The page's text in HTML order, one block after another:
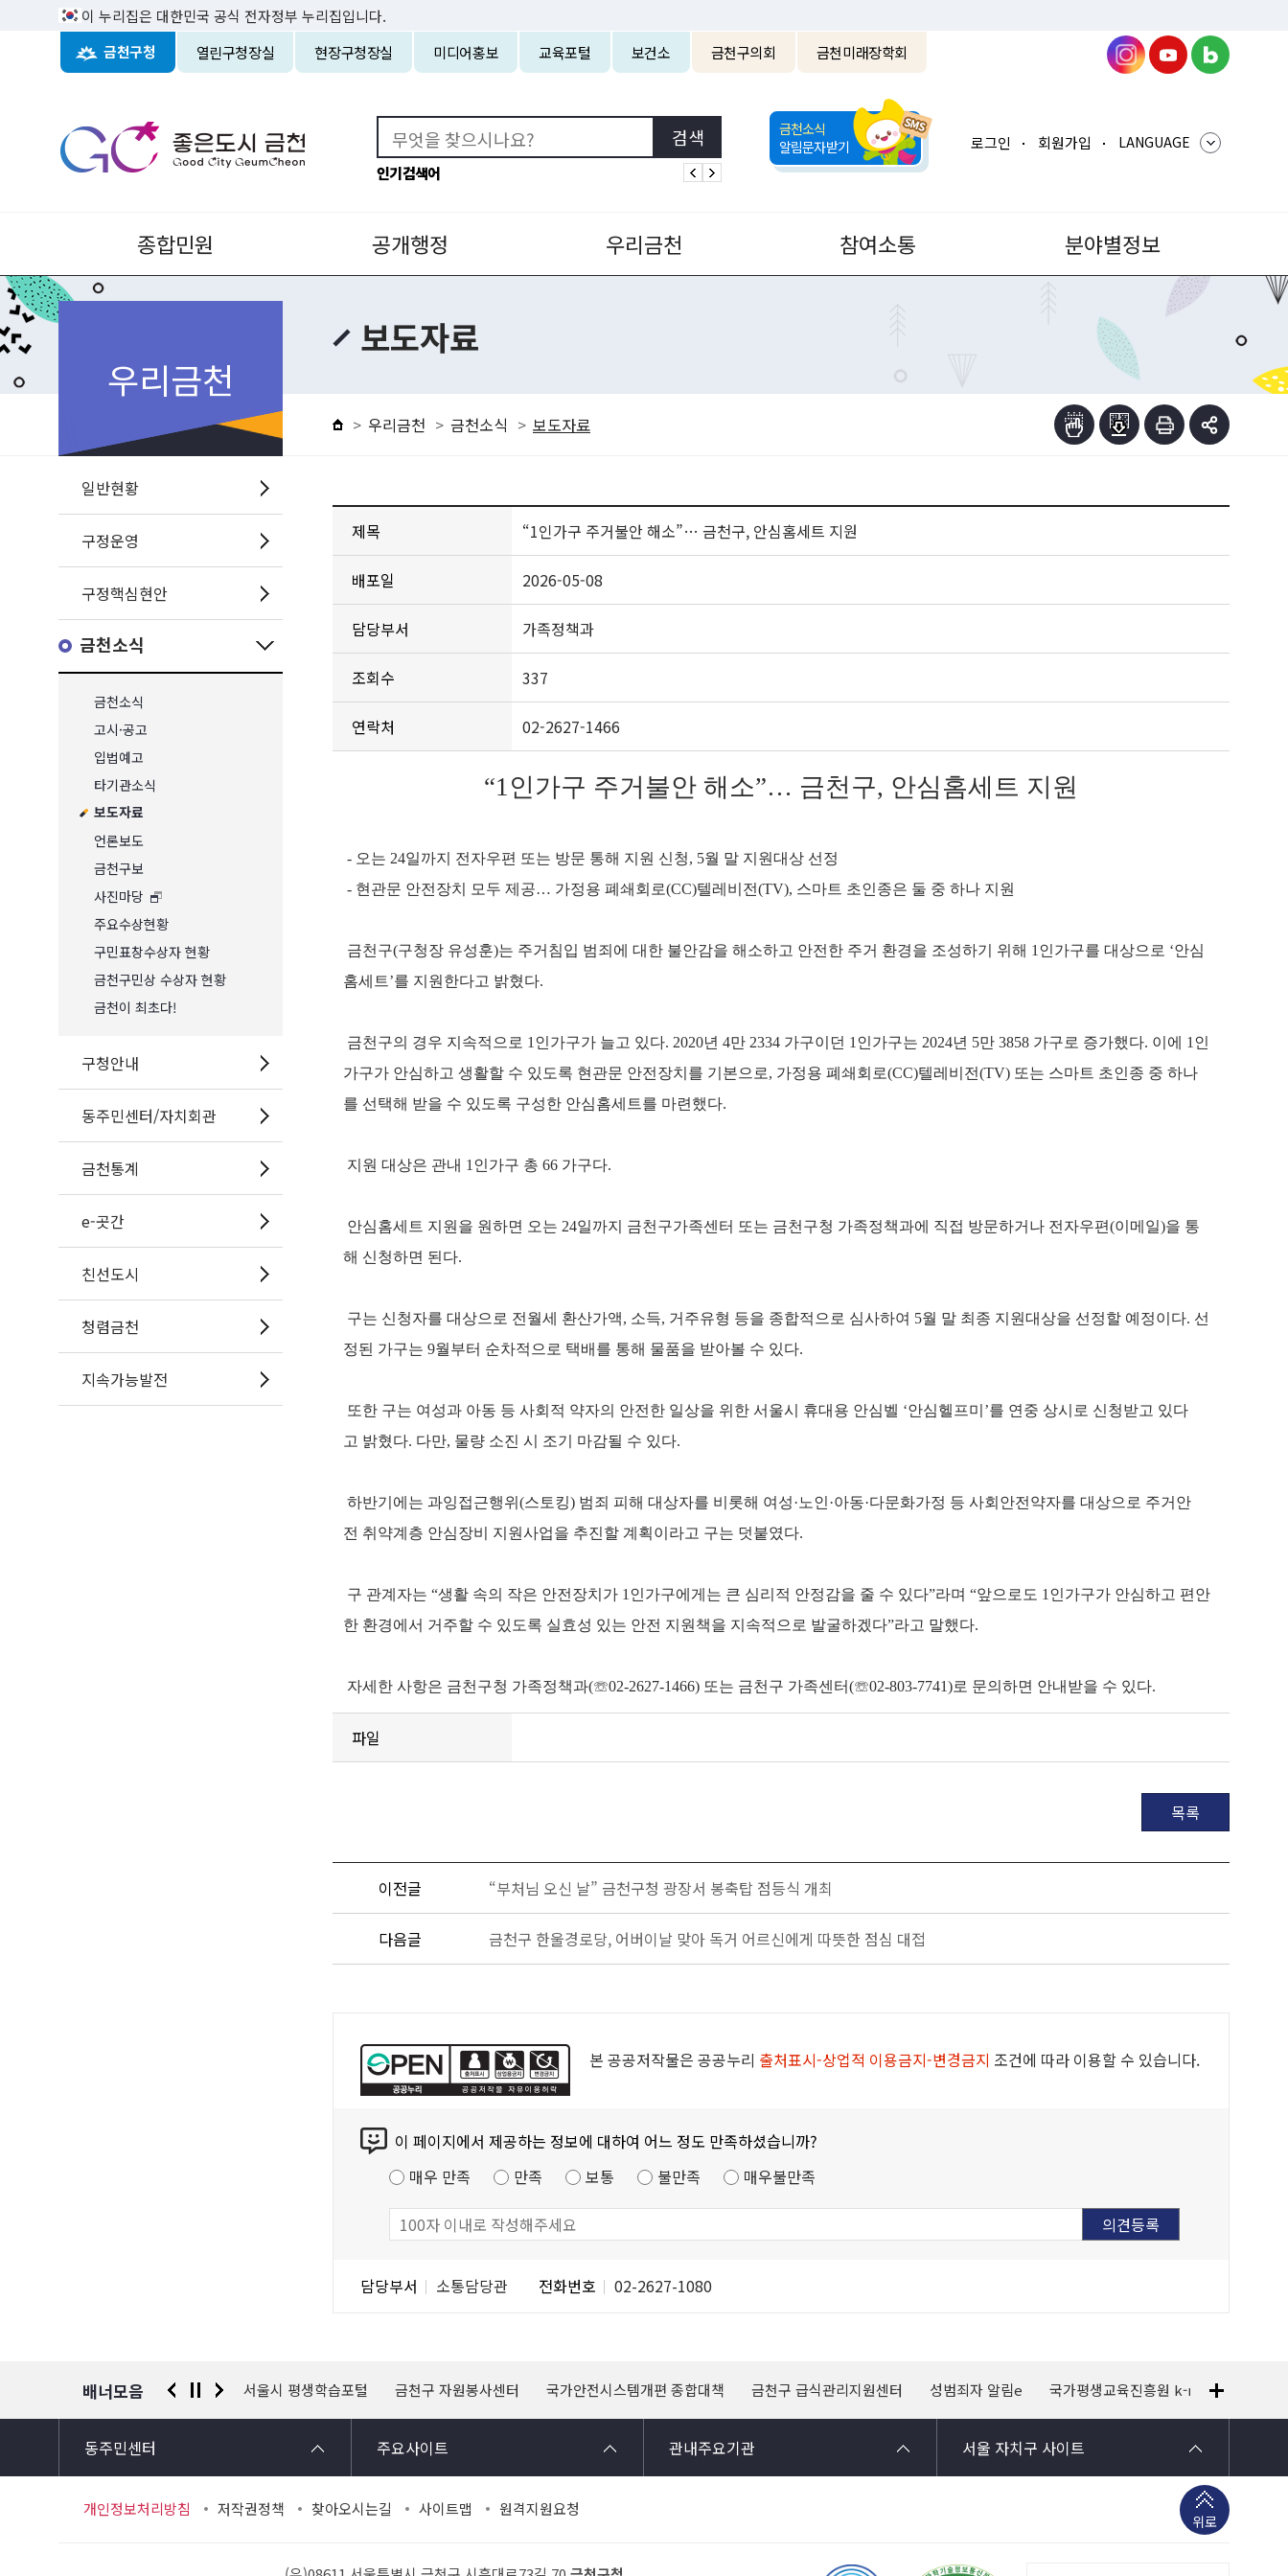
이 누리집은 대한민국 공식 전자정부 누리집입니다.
금천구청 열린구청장실 현장구청장실 미디어홍보 교육포털 보건소 금천구의회 금천미래장학회
인기검색어
금천소식
알림문자받기
로그인 회원가입 LANGUAGE
종합민원 공개행정 우리금천 참여소통 분야별정보
우리금천
일반현황
구정운영
구정핵심현안
금천소식
금천소식
고시·공고
입법예고
타기관소식
보도자료
언론보도
금천구보
사진마당
주요수상현황
구민표창수상자 현황
금천구민상 수상자 현황
금천이 최초다!
구청안내
동주민센터/자치회관
금천통계
e-곳간
친선도시
청렴금천
지속가능발전
보도자료
우리금천 금천소식 보도자료
제목 “1인가구 주거불안 해소”… 금천구, 안심홈세트 지원
배포일 2026-05-08
담당부서 가족정책과
조회수 337
연락처 02-2627-1466
“1인가구 주거불안 해소”… 금천구, 안심홈세트 지원
- 오는 24일까지 전자우편 또는 방문 통해 지원 신청, 5월 말 지원대상 선정
- 현관문 안전장치 모두 제공… 가정용 폐쇄회로(CC)텔레비전(TV), 스마트 초인종은 둘 중 하나 지원
금천구(구청장 유성훈)는 주거침입 범죄에 대한 불안감을 해소하고 안전한 주거 환경을 조성하기 위해 1인가구를 대상으로 ‘안심
홈세트’를 지원한다고 밝혔다.
금천구의 경우 지속적으로 1인가구가 늘고 있다. 2020년 4만 2334 가구이던 1인가구는 2024년 5만 3858 가구로 증가했다. 이에 1인
가구가 안심하고 생활할 수 있도록 현관문 안전장치를 기본으로, 가정용 폐쇄회로(CC)텔레비전(TV) 또는 스마트 초인종 중 하나
를 선택해 받을 수 있도록 구성한 안심홈세트를 마련했다.
지원 대상은 관내 1인가구 총 66 가구다.
안심홈세트 지원을 원하면 오는 24일까지 금천구가족센터 또는 금천구청 가족정책과에 직접 방문하거나 전자우편(이메일)을 통
해 신청하면 된다.
구는 신청자를 대상으로 전월세 환산가액, 소득, 거주유형 등을 종합적으로 심사하여 5월 말 최종 지원대상을 선정할 예정이다. 선
정된 가구는 9월부터 순차적으로 택배를 통해 물품을 받아볼 수 있다.
또한 구는 여성과 아동 등 사회적 약자의 안전한 일상을 위한 서울시 휴대용 안심벨 ‘안심헬프미’를 연중 상시로 신청받고 있다
고 밝혔다. 다만, 물량 소진 시 조기 마감될 수 있다.
하반기에는 과잉접근행위(스토킹) 범죄 피해 대상자를 비롯해 여성·노인·아동·다문화가정 등 사회안전약자를 대상으로 주거안
전 취약계층 안심장비 지원사업을 추진할 계획이라고 구는 덧붙였다.
구 관계자는 “생활 속의 작은 안전장치가 1인가구에게는 큰 심리적 안정감을 줄 수 있다”라며 “앞으로도 1인가구가 안심하고 편안
한 환경에서 거주할 수 있도록 실효성 있는 안전 지원책을 지속적으로 발굴하겠다”라고 말했다.
자세한 사항은 금천구청 가족정책과(☏02-2627-1466) 또는 금천구 가족센터(☏02-803-7741)로 문의하면 안내받을 수 있다.
파일
목록
이전글 “부처님 오신 날” 금천구청 광장서 봉축탑 점등식 개최
다음글 금천구 한울경로당, 어버이날 맞아 독거 어르신에게 따뜻한 점심 대접
본 공공저작물은 공공누리 출처표시-상업적 이용금지-변경금지 조건에 따라 이용할 수 있습니다.
이 페이지에서 제공하는 정보에 대하여 어느 정도 만족하셨습니까?
매우 만족
만족 보통 불만족 매우불만족
담당부서 소통담당관 전화번호 02-2627-1080
배너모음
경찰청 유실물 통합포털 서울시 평생학습포털 금천구 자원봉사센터 국가안전시스템개편 종합대책 금천구 급식관리지원센터 성범죄자 알림e 국가평생교육진흥원 k-mooc
동주민센터 주요사이트 관내주요기관 서울 자치구 사이트
개인정보처리방침 저작권정책 찾아오시는길 사이트맵 원격지원요청
위로